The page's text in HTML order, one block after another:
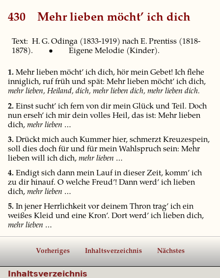
430 Mehr lieben möcht’ ich dich
Text: H. G. Odinga (1833-1919) nach E. Prentiss (1818-
1878). • Eigene Melodie (Kinder).
1. Mehr lieben möcht’ ich dich, hör mein Gebet! Ich flehe
inniglich, ruf früh und spät: Mehr lieben möcht’ ich dich,
mehr lieben, Heiland, dich, mehr lieben dich, mehr lieben dich.
2. Einst sucht’ ich fern von dir mein Glück und Teil. Doch
nun erseh’ ich mir dein volles Heil, das ist: Mehr lieben
dich, mehr lieben …
3. Drückt mich auch Kummer hier, schmerzt Kreuzespein,
soll dies doch für und für mein Wahlspruch sein: Mehr
lieben will ich dich, mehr lieben …
4. Endigt sich dann mein Lauf in dieser Zeit, komm’ ich
zu dir hinauf. O welche Freud’! Dann werd’ ich lieben
dich, mehr lieben …
5. In jener Herrlichkeit vor deinem Thron trag’ ich ein
weißes Kleid und eine Kron’. Dort werd’ ich lieben dich,
mehr lieben …
Vorheriges Inhaltsverzeichnis Nächstes
Inhaltsverzeichnis